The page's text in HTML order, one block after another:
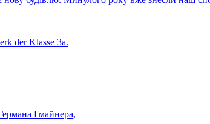
Гмайнера,